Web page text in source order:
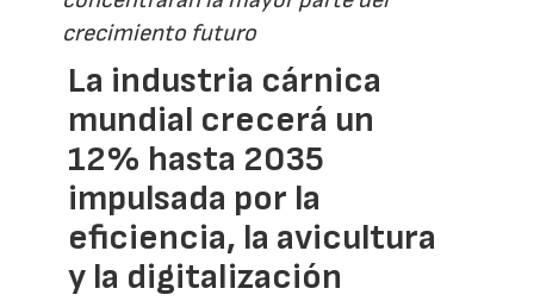
crecimiento futuro
La industria cárnica
mundial crecerá un
12% hasta 2035
impulsada por la
eficiencia, la avicultura
y la digitalización